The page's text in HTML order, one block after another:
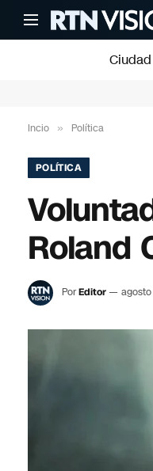
Ciudad
Incio » Política
POLÍTICA
Roland
PorEditor